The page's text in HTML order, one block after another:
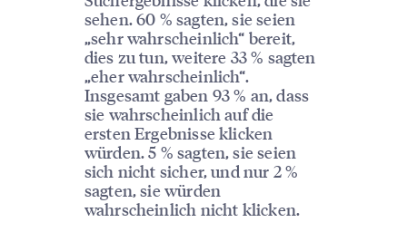
sehen. 60 % sagten, sie seien
„sehr wahrscheinlich“ bereit,
dies zu tun, weitere 33 % sagten
„eher wahrscheinlich“.
Insgesamt gaben 93 % an, dass
sie wahrscheinlich auf die
ersten Ergebnisse klicken
würden. 5 % sagten, sie seien
sich nicht sicher, und nur 2 %
sagten, sie würden
wahrscheinlich nicht klicken.